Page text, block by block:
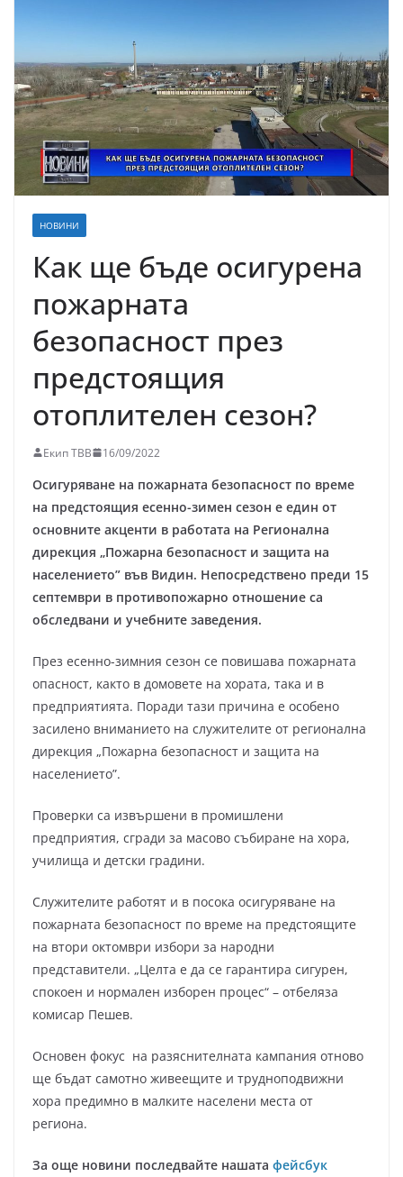
НОВИНИ
Как ще бъде осигурена
пожарната
безопасност през
предстоящия
отоплителен сезон?
Екип ТВВ 16/09/2022
Осигуряване на пожарната безопасност по време
на предстоящия есенно-зимен сезон е един от
основните акценти в работата на Регионална
дирекция „Пожарна безопасност и защита на
населението” във Видин. Непосредствено преди 15
септември в противопожарно отношение са
обследвани и учебните заведения.
През есенно-зимния сезон се повишава пожарната
опасност, както в домовете на хората, така и в
предприятията. Поради тази причина е особено
засилено вниманието на служителите от регионална
дирекция „Пожарна безопасност и защита на
населението”.
Проверки са извършени в промишлени
предприятия, сгради за масово събиране на хора,
училища и детски градини.
Служителите работят и в посока осигуряване на
пожарната безопасност по време на предстоящите
на втори октомври избори за народни
представители. „Целта е да се гарантира сигурен,
спокоен и нормален изборен процес“ – отбеляза
комисар Пешев.
Основен фокус на разяснителната кампания отново
ще бъдат самотно живеещите и трудноподвижни
хора предимно в малките населени места от
региона.
За още новини последвайте нашата фейсбук